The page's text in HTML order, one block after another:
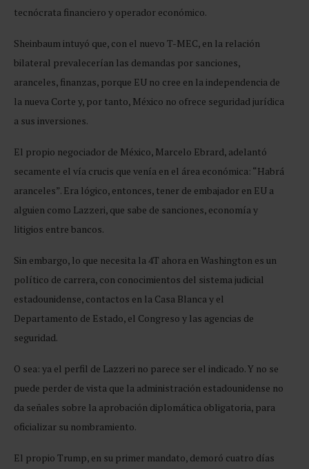
tecnócrata financiero y operador económico.
Sheinbaum intuyó que, con el nuevo T-MEC, en la relación
bilateral prevalecerían las demandas por sanciones,
aranceles, finanzas, porque EU no cree en la independencia de
la nueva Corte y, por tanto, México no ofrece seguridad jurídica
a sus inversiones.
El propio negociador de México, Marcelo Ebrard, adelantó
secamente el vía crucis que venía en el área económica: “Habrá
aranceles”. Era lógico, entonces, tener de embajador en EU a
alguien como Lazzeri, que sabe de sanciones, economía y
litigios entre bancos.
Sin embargo, lo que necesita la 4T ahora en Washington es un
político de carrera, con conocimientos del sistema judicial
estadounidense, contactos en la Casa Blanca y el
Departamento de Estado, el Congreso y las agencias de
seguridad.
O sea: ya el perfil de Lazzeri no parece ser el indicado. Y no se
puede perder de vista que la administración estadounidense no
da señales sobre la aprobación diplomática obligatoria, para
oficializar su nombramiento.
El propio Trump, en su primer mandato, demoró cuatro días